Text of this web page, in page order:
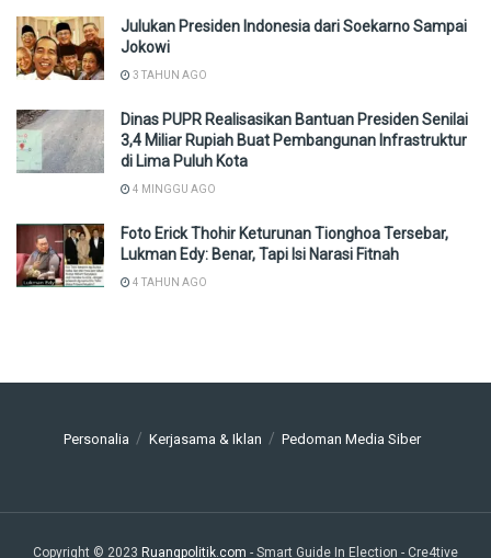
Julukan Presiden Indonesia dari Soekarno Sampai
Jokowi
3 TAHUN AGO
Dinas PUPR Realisasikan Bantuan Presiden Senilai
3,4 Miliar Rupiah Buat Pembangunan Infrastruktur
di Lima Puluh Kota
4 MINGGU AGO
Foto Erick Thohir Keturunan Tionghoa Tersebar,
Lukman Edy: Benar, Tapi Isi Narasi Fitnah
4 TAHUN AGO
Personalia Kerjasama & Iklan Pedoman Media Siber
Copyright © 2023 Ruangpolitik.com - Smart Guide In Election - Cre4tive